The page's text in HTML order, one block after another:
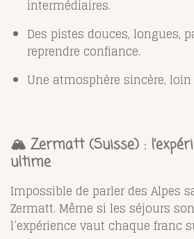
intermédiaires.
Des pistes douces, longues,
reprendre confiance.
Une atmosphère sincère,
🏔️ Zermatt (Suisse) :
ultime
Impossible de parler des Alpes
Zermatt. Même si les séjours
l’expérience vaut chaque franc